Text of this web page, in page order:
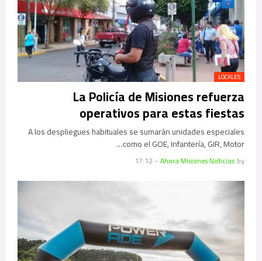
LOCALES
La Policía de Misiones refuerza
operativos para estas fiestas
A los despliegues habituales se sumarán unidades especiales
como el GOE, Infantería, GIR, Motor…
by
Ahora Misiones Noticias
-
17:12